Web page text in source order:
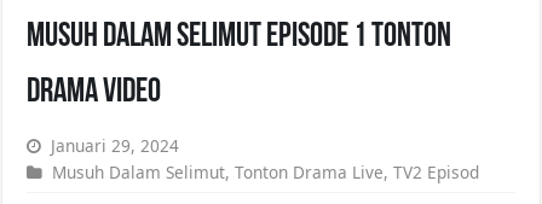
Musuh Dalam Selimut Episode 1 Tonton
Drama Video
Januari 29, 2024
Musuh Dalam Selimut,Tonton Drama Live,TV2 Episod